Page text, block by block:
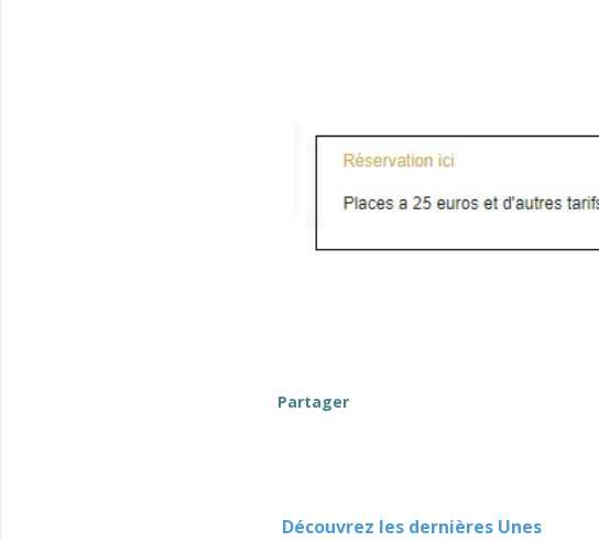
Partager
Découvrez les dernières Unes